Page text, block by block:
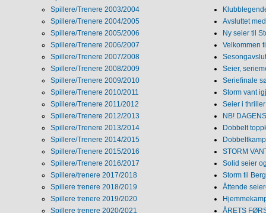
Spillere/Trenere 2003/2004
Spillere/Trenere 2004/2005
Spillere/Trenere 2005/2006
Spillere/Trenere 2006/2007
Spillere/Trenere 2007/2008
Spillere/Trenere 2008/2009
Spillere/Trenere 2009/2010
Spillere/Trenere 2010/2011
Spillere/Trenere 2011/2012
Spillere/Trenere 2012/2013
Spillere/Trenere 2013/2014
Spillere/Trenere 2014/2015
Spillere/Trenere 2015/2016
Spillere/Trenere 2016/2017
Spillere/trenere 2017/2018
Spillere trenere 2018/2019
Spillere trenere 2019/2020
Spillere trenere 2020/2021
Avsluttet
Ny seier til
Velkommen
Seier,
Seriefinale
Storm vant
Seier i
NB!
Dobbelt
STORM
Solid seier
Storm til
Åttende
ÅRETS